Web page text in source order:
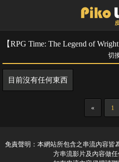
【RPG Time: The Legend of
切
目前沒有任何東西
« 1
免責聲明：本網站所包含之串流內容皆
方串流影片及內容做任